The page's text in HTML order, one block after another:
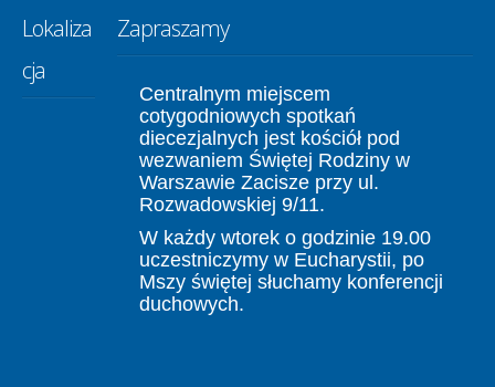
Lokaliza
cja
Zapraszamy
Centralnym miejscem
cotygodniowych spotkań
diecezjalnych jest kościół pod
wezwaniem Świętej Rodziny w
Warszawie Zacisze przy ul.
Rozwadowskiej 9/11.
W każdy wtorek o godzinie 19.00
uczestniczymy w Eucharystii, po
Mszy świętej słuchamy konferencji
duchowych.